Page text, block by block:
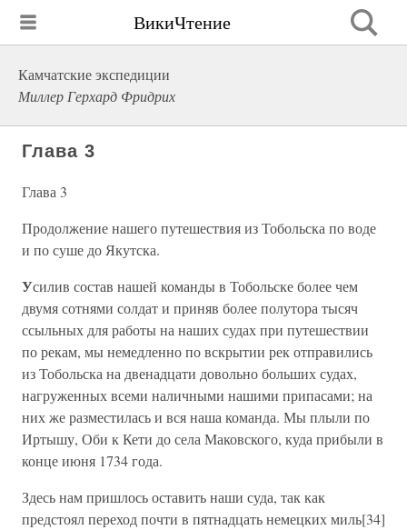
ВикиЧтение
Камчатские экспедиции
Миллер Герхард Фридрих
Глава 3
Глава 3
Продолжение нашего путешествия из Тобольска по воде
и по суше до Якутска.
Усилив состав нашей команды в Тобольске более чем
двумя сотнями солдат и приняв более полутора тысяч
ссыльных для работы на наших судах при путешествии
по рекам, мы немедленно по вскрытии рек отправились
из Тобольска на двенадцати довольно больших судах,
нагруженных всеми наличными нашими припасами; на
них же разместилась и вся наша команда. Мы плыли по
Иртышу, Оби к Кети до села Маковского, куда прибыли в
конце июня 1734 года.
Здесь нам пришлось оставить наши суда, так как
предстоял переход почти в пятнадцать немецких миль[34]